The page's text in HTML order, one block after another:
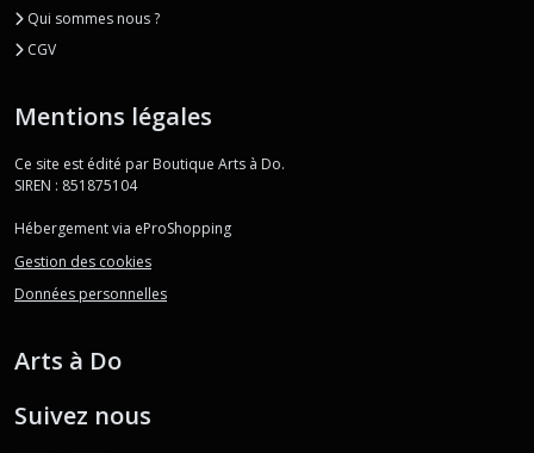
Qui sommes nous ?
CGV
Mentions légales
Ce site est édité par Boutique Arts à Do.
SIREN : 851875104
Hébergement via eProShopping
Gestion des cookies
Données personnelles
Arts à Do
Suivez nous